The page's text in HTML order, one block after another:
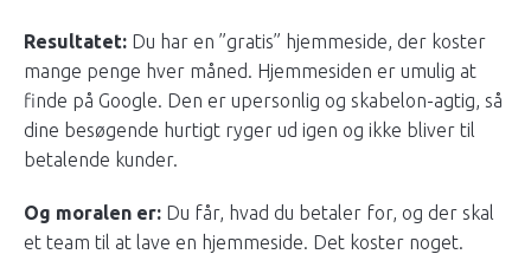
Resultatet: Du har en ”gratis” hjemmeside, der koster
mange penge hver måned. Hjemmesiden er umulig at
finde på Google. Den er upersonlig og skabelon-agtig, så
dine besøgende hurtigt ryger ud igen og ikke bliver til
betalende kunder.
Og moralen er: Du får, hvad du betaler for, og der skal
et team til at lave en hjemmeside. Det koster noget.